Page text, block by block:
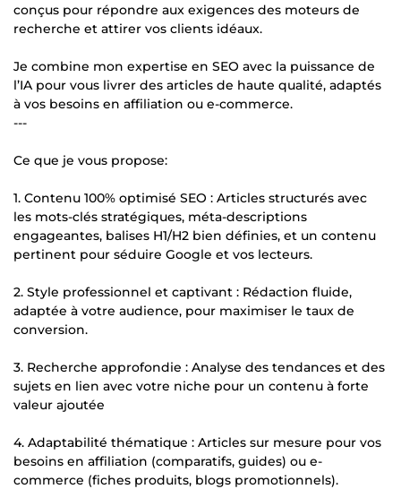
conçus pour répondre aux exigences des moteurs de
recherche et attirer vos clients idéaux.
Je combine mon expertise en SEO avec la puissance de
l’IA pour vous livrer des articles de haute qualité, adaptés
à vos besoins en affiliation ou e-commerce.
---
Ce que je vous propose:
1. Contenu 100% optimisé SEO : Articles structurés avec
les mots-clés stratégiques, méta-descriptions
engageantes, balises H1/H2 bien définies, et un contenu
pertinent pour séduire Google et vos lecteurs.
2. Style professionnel et captivant : Rédaction fluide,
adaptée à votre audience, pour maximiser le taux de
conversion.
3. Recherche approfondie : Analyse des tendances et des
sujets en lien avec votre niche pour un contenu à forte
valeur ajoutée
4. Adaptabilité thématique : Articles sur mesure pour vos
besoins en affiliation (comparatifs, guides) ou e-
commerce (fiches produits, blogs promotionnels).